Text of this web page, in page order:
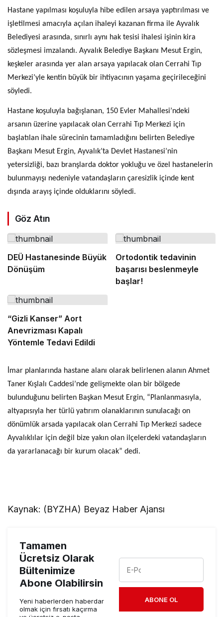
Hastane yapılması koşuluyla hibe edilen arsaya yaptırılması ve
işletilmesi amacıyla açılan ihaleyi kazanan firma ile Ayvalık
Belediyesi arasında, sınırlı aynı hak tesisi ihalesi işinin kira
sözleşmesi imzalandı. Ayvalık Belediye Başkanı Mesut Ergin,
keşkeler arasında yer alan arsaya yapılacak olan Cerrahi Tıp
Merkezi’yle kentin büyük bir ihtiyacının yaşama geçirileceğini
söyledi.
Hastane koşuluyla bağışlanan, 150 Evler Mahallesi’ndeki
arsanın üzerine yapılacak olan Cerrahi Tıp Merkezi için
başlatılan ihale sürecinin tamamladığını belirten Belediye
Başkanı Mesut Ergin, Ayvalık’ta Devlet Hastanesi’nin
yetersizliği, bazı branşlarda doktor yokluğu ve özel hastanelerin
bulunmayışı nedeniyle vatandaşların çaresizlik içinde kent
dışında arayış içinde olduklarını söyledi.
Göz Atın
DEÜ Hastanesinde Büyük
Dönüşüm
Ortodontik tedavinin
başarısı beslenmeyle
başlar!
“Gizli Kanser” Aort
Anevrizması Kapalı
Yöntemle Tedavi Edildi
İmar planlarında hastane alanı olarak belirlenen alanın Ahmet
Taner Kışlalı Caddesi’nde gelişmekte olan bir bölgede
bulunduğunu belirten Başkan Mesut Ergin, “Planlanmasıyla,
altyapısıyla her türlü yatırım olanaklarının sunulacağı on
dönümlük arsada yapılacak olan Cerrahi Tıp Merkezi sadece
Ayvalıklılar için değil bize yakın olan ilçelerdeki vatandaşların
da yararlanacağı bir kurum olacak” dedi.
Kaynak: (BYZHA) Beyaz Haber Ajansı
Tamamen
Ücretsiz Olarak
Bültenimize
Abone Olabilirsin
Yeni haberlerden haberdar
olmak için fırsatı kaçırma
ABONE OL